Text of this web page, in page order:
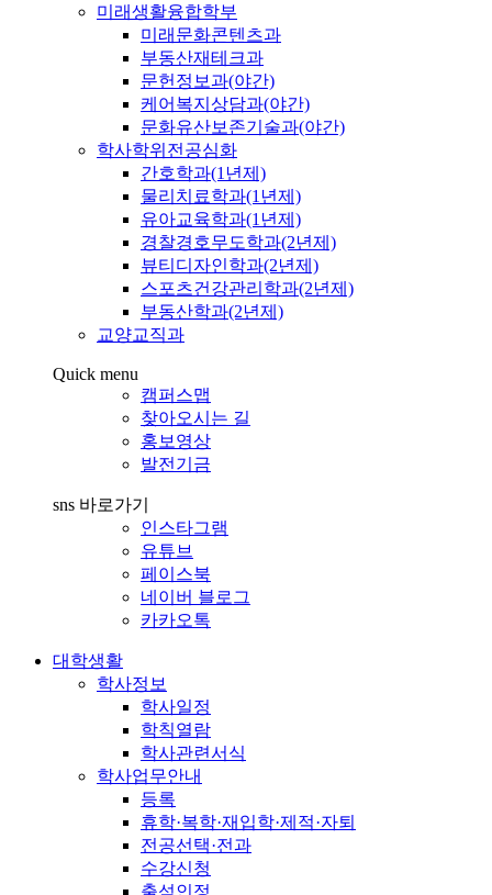
미래생활융합학부
미래문화콘텐츠과
부동산재테크과
문헌정보과(야간)
케어복지상담과(야간)
문화유산보존기술과(야간)
학사학위전공심화
간호학과(1년제)
물리치료학과(1년제)
유아교육학과(1년제)
경찰경호무도학과(2년제)
뷰티디자인학과(2년제)
스포츠건강관리학과(2년제)
부동산학과(2년제)
교양교직과
Quick menu
캠퍼스맵
찾아오시는 길
홍보영상
발전기금
sns 바로가기
인스타그램
유튜브
페이스북
네이버 블로그
카카오톡
대학생활
학사정보
학사일정
학칙열람
학사관련서식
학사업무안내
등록
휴학·복학·재입학·제적·자퇴
전공선택·전과
수강신청
출석인정